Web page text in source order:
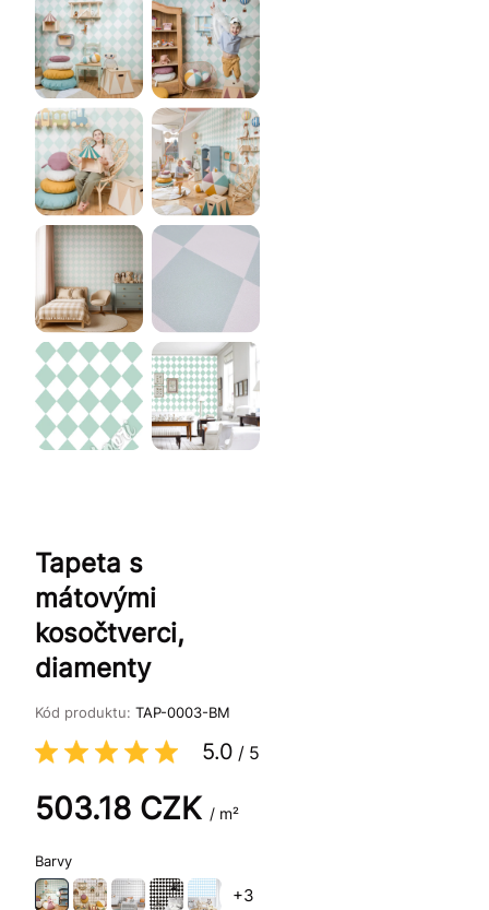
Tapeta s
mátovými
kosočtverci,
diamenty
Kód produktu: TAP-0003-BM
5.0 / 5
503.18 CZK / m²
Barvy
+3